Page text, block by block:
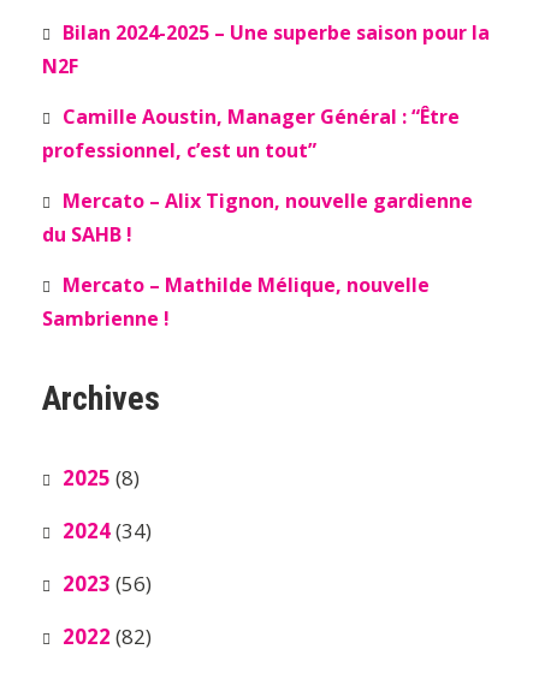
Bilan 2024-2025 – Une superbe saison pour la
N2F
Camille Aoustin, Manager Général : “Être
professionnel, c’est un tout”
Mercato – Alix Tignon, nouvelle gardienne
du SAHB !
Mercato – Mathilde Mélique, nouvelle
Sambrienne !
Archives
2025 (8)
2024(34)
2023 (56)
2022 (82)